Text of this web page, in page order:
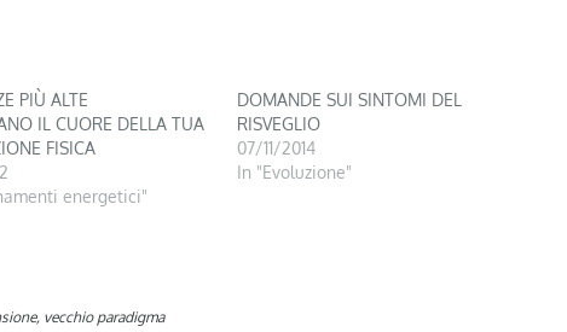
PIÙ ALTE
IL CUORE DELLA TUA
FISICA
energetici"
DOMANDE SUI SINTOMI DEL
RISVEGLIO
07/11/2014
In "Evoluzione"
, vecchio paradigma